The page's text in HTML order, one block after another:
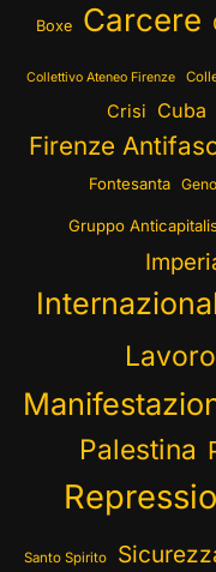
Boxe Carcere
Collettivo Ateneo Firenze
Crisi Cuba
Firenze
Fontesanta
Gruppo
Lavoro
Palestina
Santo Spirito